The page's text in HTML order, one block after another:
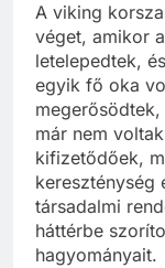
A viking
véget, amikor
letelepedtek,
egyik fő oka
már nem
kifizetődőek,
kereszténység
társadalmi
háttérbe
hagyományait.